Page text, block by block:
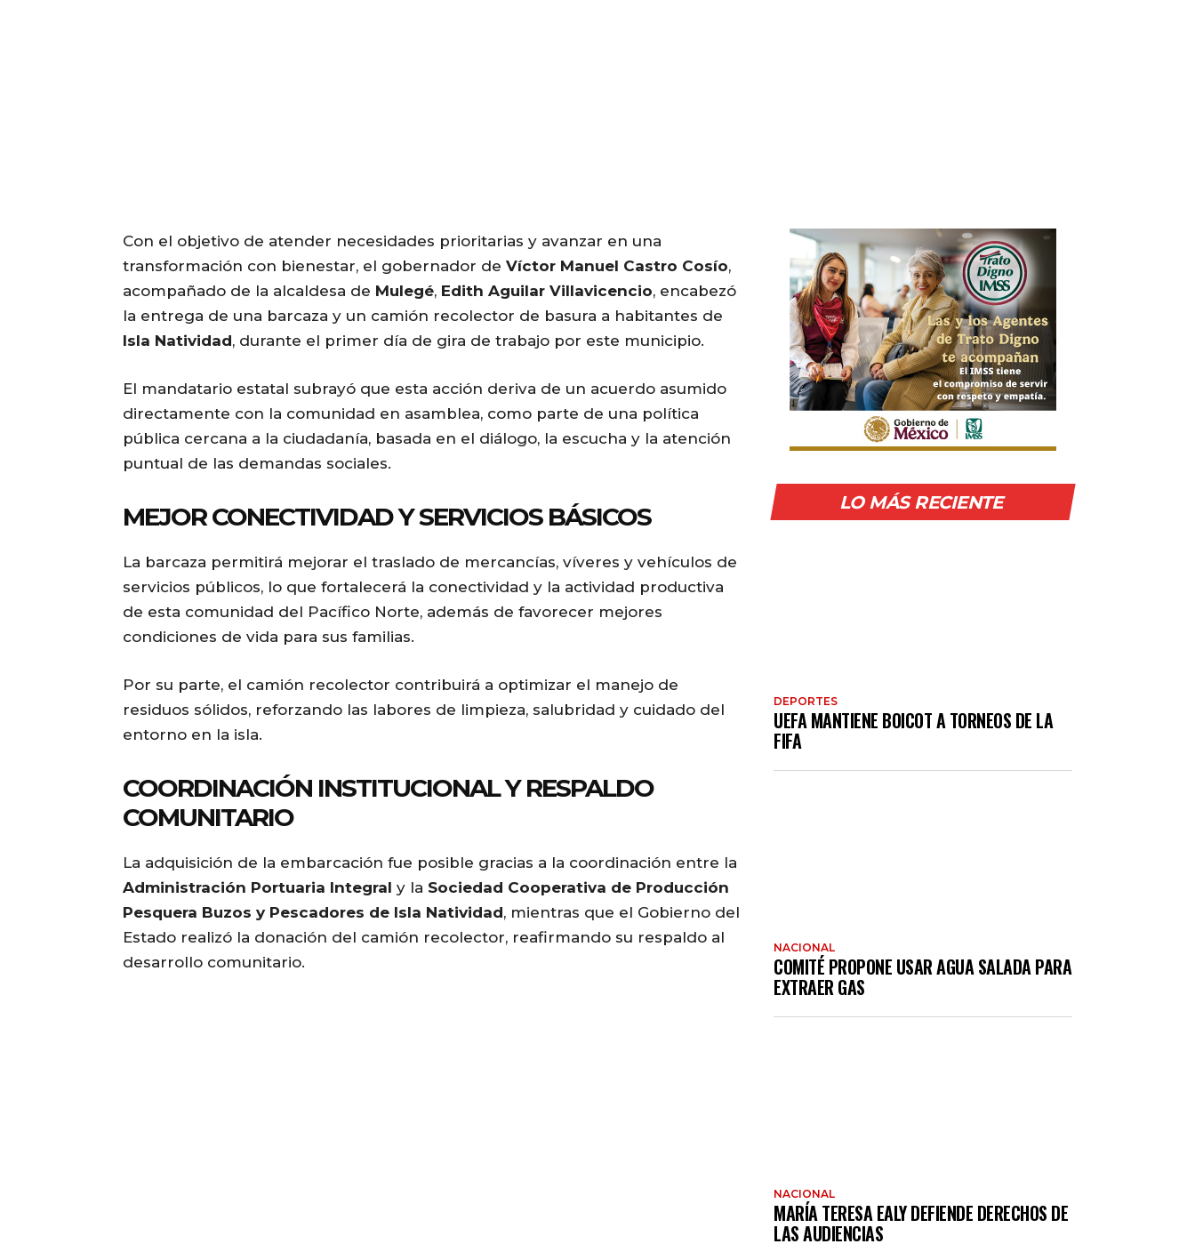
Con el objetivo de atender necesidades prioritarias y avanzar en una
transformación con bienestar, el gobernador de Víctor Manuel Castro Cosío,
acompañado de la alcaldesa de Mulegé, Edith Aguilar Villavicencio, encabezó
la entrega de una barcaza y un camión recolector de basura a habitantes de
Isla Natividad, durante el primer día de gira de trabajo por este municipio.
El mandatario estatal subrayó que esta acción deriva de un acuerdo asumido
directamente con la comunidad en asamblea, como parte de una política
pública cercana a la ciudadanía, basada en el diálogo, la escucha y la atención
puntual de las demandas sociales.
MEJOR CONECTIVIDAD Y SERVICIOS BÁSICOS
La barcaza permitirá mejorar el traslado de mercancías, víveres y vehículos de
servicios públicos, lo que fortalecerá la conectividad y la actividad productiva
de esta comunidad del Pacífico Norte, además de favorecer mejores
condiciones de vida para sus familias.
Por su parte, el camión recolector contribuirá a optimizar el manejo de
residuos sólidos, reforzando las labores de limpieza, salubridad y cuidado del
entorno en la isla.
COORDINACIÓN INSTITUCIONAL Y RESPALDO
COMUNITARIO
La adquisición de la embarcación fue posible gracias a la coordinación entre la
Administración Portuaria Integral y la Sociedad Cooperativa de Producción
Pesquera Buzos y Pescadores de Isla Natividad, mientras que el Gobierno del
Estado realizó la donación del camión recolector, reafirmando su respaldo al
desarrollo comunitario.
LO MÁS RECIENTE
DEPORTES
UEFA MANTIENE BOICOT A TORNEOS DE LA
FIFA
NACIONAL
COMITÉ PROPONE USAR AGUA SALADA PARA
EXTRAER GAS
NACIONAL
MARÍA TERESA EALY DEFIENDE DERECHOS DE
LAS AUDIENCIAS